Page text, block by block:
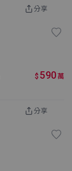
分享
$ 590萬
分享